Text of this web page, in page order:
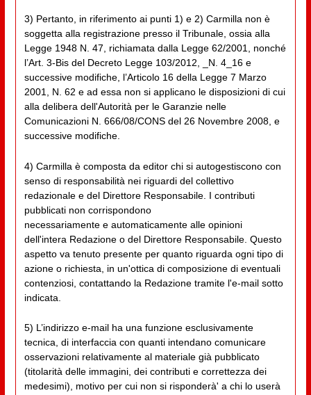
3) Pertanto, in riferimento ai punti 1) e 2) Carmilla non è
soggetta alla registrazione presso il Tribunale, ossia alla
Legge 1948 N. 47, richiamata dalla Legge 62/2001, nonché
l’Art. 3-Bis del Decreto Legge 103/2012, _N. 4_16 e
successive modifiche, l’Articolo 16 della Legge 7 Marzo
2001, N. 62 e ad essa non si applicano le disposizioni di cui
alla delibera dell'Autorità per le Garanzie nelle
Comunicazioni N. 666/08/CONS del 26 Novembre 2008, e
successive modifiche.
4) Carmilla è composta da editor chi si autogestiscono con
senso di responsabilità nei riguardi del collettivo
redazionale e del Direttore Responsabile. I contributi
pubblicati non corrispondono
necessariamente e automaticamente alle opinioni
dell'intera Redazione o del Direttore Responsabile. Questo
aspetto va tenuto presente per quanto riguarda ogni tipo di
azione o richiesta, in un'ottica di composizione di eventuali
contenziosi, contattando la Redazione tramite l'e-mail sotto
indicata.
5) L’indirizzo e-mail ha una funzione esclusivamente
tecnica, di interfaccia con quanti intendano comunicare
osservazioni relativamente al materiale già pubblicato
(titolarità delle immagini, dei contributi e correttezza dei
medesimi), motivo per cui non si risponderà' a chi lo userà